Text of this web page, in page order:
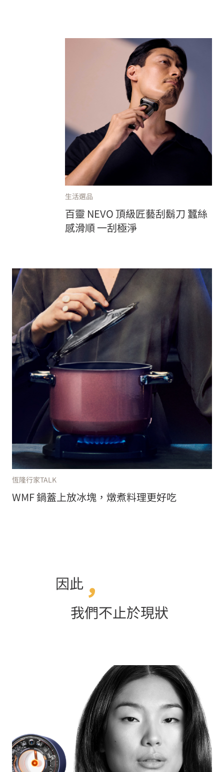
生活選品
百靈 NEVO 頂級匠藝刮鬍刀 蠶絲
感滑順 一刮極淨
恆隆行家TALK
WMF 鍋蓋上放冰塊，燉煮料理更好吃
因此
我們不止於現狀